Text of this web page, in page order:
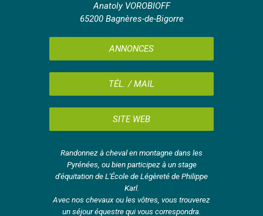
Anatoly VOROBIOFF
65200 Bagnères-de-Bigorre
ANNONCES
TÉL. / MAIL
SITE WEB
Randonnez à cheval en montagne dans les
Pyrénées, ou bien participez à un stage
d'équitation de L'École de Légèreté de Philippe
Karl.
Avec nos chevaux ou les vôtres, vous trouverez
un séjour équestre qui vous correspondra.